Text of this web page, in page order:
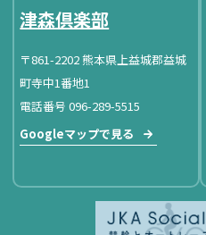
津森倶楽部
〒861-2202 熊本県上益城郡益城
町寺中1番地1
電話番号 096-289-5515
Googleマップで見る